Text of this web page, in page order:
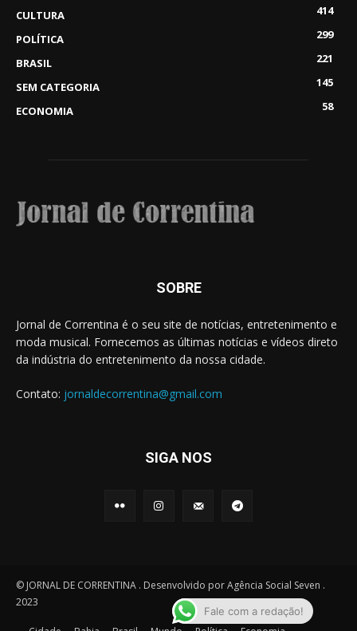
CULTURA
414
POLÍTICA
299
BRASIL
221
SEM CATEGORIA
145
ECONOMIA
58
SOBRE
Jornal de Correntina é o seu site de notícias, entretenimento e
moda musical. Fornecemos as últimas notícias e vídeos direto
da indústria do entretenimento da nossa cidade.
Contato: jornaldecorrentina@gmail.com
SIGA NOS
© JORNAL DE CORRENTINA . Desenvolvido por Agência Social Seven .
2023
Fale com a redação!